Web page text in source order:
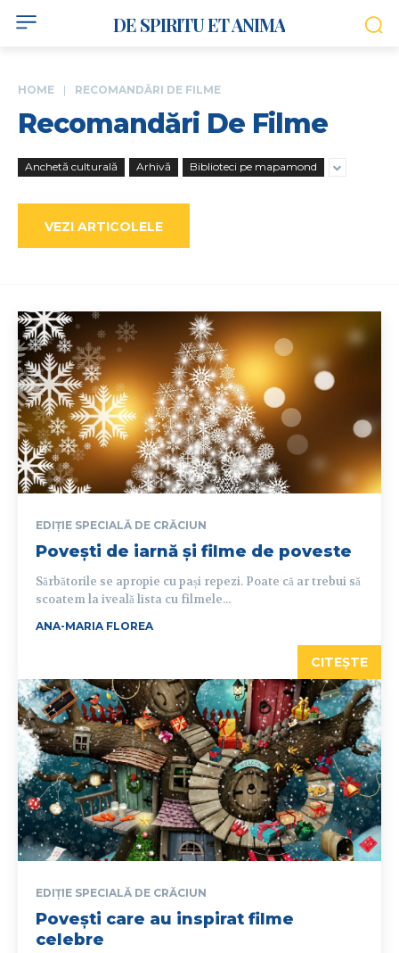
DE SPIRITU ET ANIMA
HOME RECOMANDĂRI DE FILME
Recomandări De Filme
Anchetă culturală Arhivă Biblioteci pe mapamond
VEZI ARTICOLELE
EDIȚIE SPECIALĂ DE CRĂCIUN
Povești de iarnă și filme de poveste
Sărbătorile se apropie cu pași repezi. Poate că ar trebui să
scoatem la iveală lista cu filmele...
ANA-MARIA FLOREA
CITEȘTE
EDIȚIE SPECIALĂ DE CRĂCIUN
Povești care au inspirat filme
celebre